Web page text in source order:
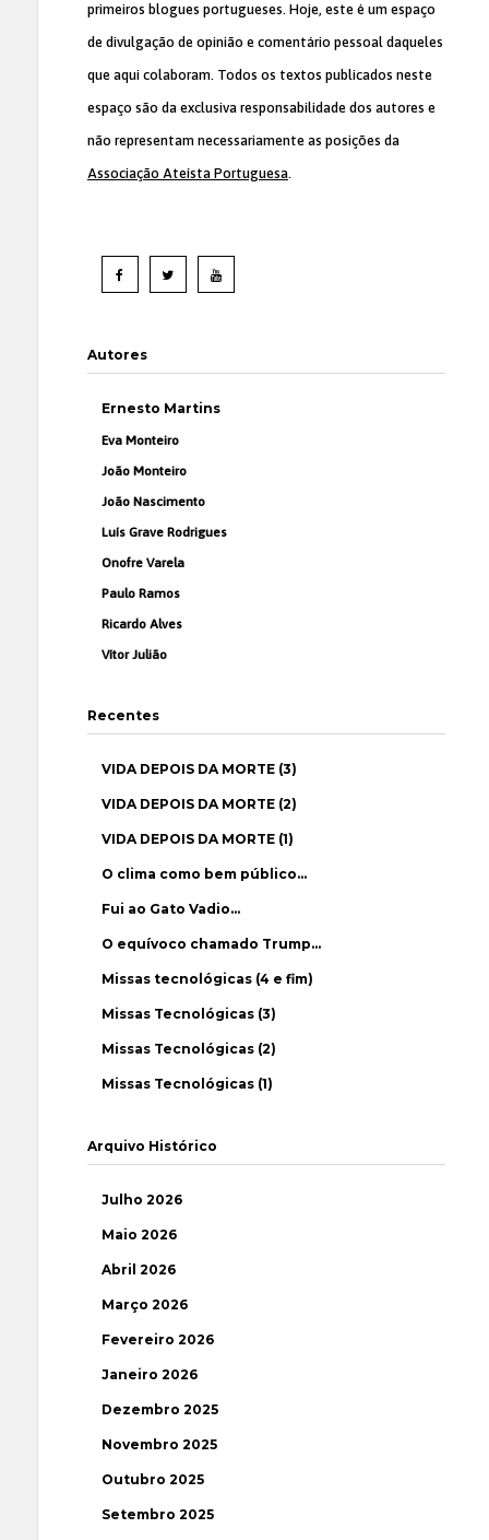
primeiros blogues portugueses. Hoje, este é um espaço
de divulgação de opinião e comentário pessoal daqueles
que aqui colaboram. Todos os textos publicados neste
espaço são da exclusiva responsabilidade dos autores e
não representam necessariamente as posições da
Associação Ateísta Portuguesa.
Autores
Ernesto Martins
Eva Monteiro
João Monteiro
João Nascimento
Luís Grave Rodrigues
Onofre Varela
Paulo Ramos
Ricardo Alves
Vítor Julião
Recentes
VIDA DEPOIS DA MORTE (3)
VIDA DEPOIS DA MORTE (2)
VIDA DEPOIS DA MORTE (1)
O clima como bem público…
Fui ao Gato Vadio…
O equívoco chamado Trump…
Missas tecnológicas (4 e fim)
Missas Tecnológicas (3)
Missas Tecnológicas (2)
Missas Tecnológicas (1)
Arquivo Histórico
Julho 2026
Maio 2026
Abril 2026
Março 2026
Fevereiro 2026
Janeiro 2026
Dezembro 2025
Novembro 2025
Outubro 2025
Setembro 2025